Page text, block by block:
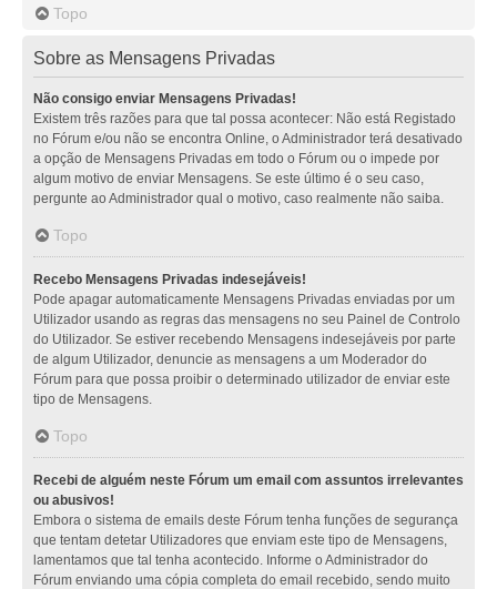
Topo
Sobre as Mensagens Privadas
Não consigo enviar Mensagens Privadas!
Existem três razões para que tal possa acontecer: Não está Registado
no Fórum e/ou não se encontra Online, o Administrador terá desativado
a opção de Mensagens Privadas em todo o Fórum ou o impede por
algum motivo de enviar Mensagens. Se este último é o seu caso,
pergunte ao Administrador qual o motivo, caso realmente não saiba.
Topo
Recebo Mensagens Privadas indesejáveis!
Pode apagar automaticamente Mensagens Privadas enviadas por um
Utilizador usando as regras das mensagens no seu Painel de Controlo
do Utilizador. Se estiver recebendo Mensagens indesejáveis por parte
de algum Utilizador, denuncie as mensagens a um Moderador do
Fórum para que possa proibir o determinado utilizador de enviar este
tipo de Mensagens.
Topo
Recebi de alguém neste Fórum um email com assuntos irrelevantes
ou abusivos!
Embora o sistema de emails deste Fórum tenha funções de segurança
que tentam detetar Utilizadores que enviam este tipo de Mensagens,
lamentamos que tal tenha acontecido. Informe o Administrador do
Fórum enviando uma cópia completa do email recebido, sendo muito